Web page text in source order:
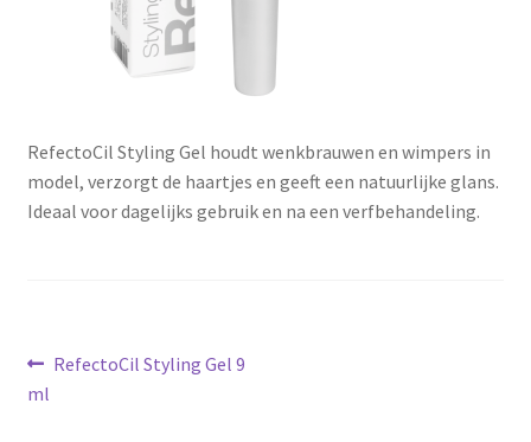
AI EXPERT
RefectoCil Styling Gel houdt wenkbrauwen en wimpers in
model, verzorgt de haartjes en geeft een natuurlijke glans.
Ideaal voor dagelijks gebruik en na een verfbehandeling.
Bericht
navigatie
Vorig
RefectoCil Styling Gel 9
ml